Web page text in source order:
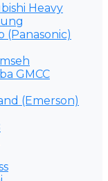
Heavy
GMCC
(Emerson)